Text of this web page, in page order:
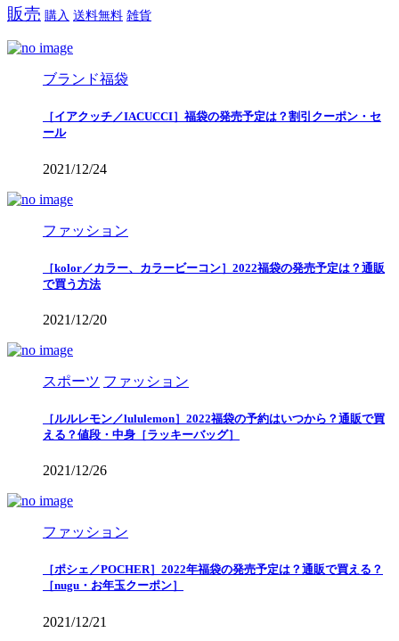
販売 購入 送料無料 雑貨
ブランド福袋
［イアクッチ／IACUCCI］福袋の発売予定は？割引クーポン・セ
ール
2021/12/24
ファッション
［kolor／カラー、カラービーコン］2022福袋の発売予定は？通販
で買う方法
2021/12/20
スポーツ ファッション
［ルルレモン／lululemon］2022福袋の予約はいつから？通販で買
える？値段・中身［ラッキーバッグ］
2021/12/26
ファッション
［ポシェ／POCHER］2022年福袋の発売予定は？通販で買える？
［nugu・お年玉クーポン］
2021/12/21